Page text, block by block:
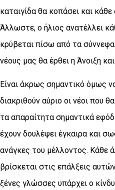
καταιγίδα θα κοπάσει και
Άλλωστε, ο ήλιος ανατέλλει
κρύβεται πίσω από τα σύννεφα.
νέους μας θα έρθει η Άνοιξη
Είναι άκρως σημαντικό όμως
διακριθούν αύριο οι νέοι που
τα απαραίτητα σημαντικά
έχουν δουλέψει έγκαιρα και
ανάγκες του μέλλοντος. Κάθε
βρίσκεται στις επάλξεις
ξένες γλώσσες υπάρχει ο